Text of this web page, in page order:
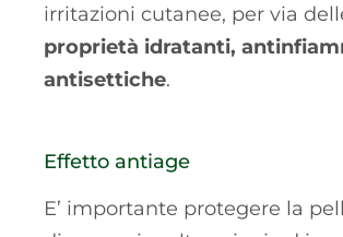
irritazioni cutanee, per via
proprietà idratanti,
antisettiche.
Effetto antiage
E’ importante protegere la